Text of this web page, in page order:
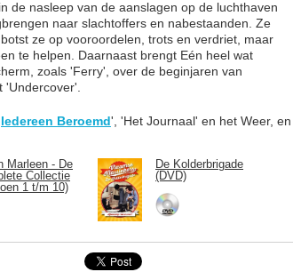
de nasleep van de aanslagen op de luchthaven
naar slachtoffers en nabestaanden. Ze
ze op vooroordelen, trots en verdriet, maar
te helpen. Daarnaast brengt Eén heel wat
zoals 'Ferry', over de beginjaren van
Iedereen Beroemd', 'Het Journaal' en het Weer, en
Marleen - De
Collectie
1 t/m 10)
De Kolderbrigade
(DVD)